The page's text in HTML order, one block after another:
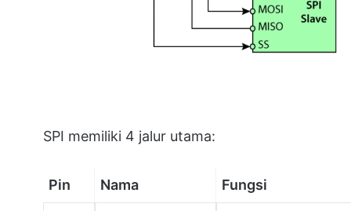
SPI memiliki 4 jalur utama:
Pin Nama Fungsi